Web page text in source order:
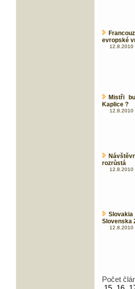
evropské
12.8.2010
Mistři
Kaplice ?
12.8.2010
rozrůstá
12.8.2010
Slovenska
12.8.2010
Počet